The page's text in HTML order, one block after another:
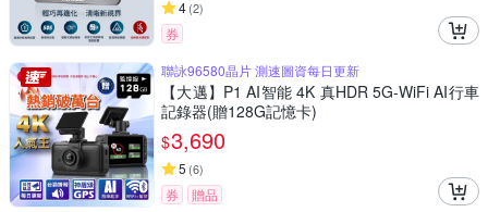
4(2)
券
聯詠96580晶片 測速圖資每日更新
【大邁】P1 AI智能 4K 真HDR 5G-WiFi AI行車
記錄器(贈128G記憶卡)
$3,690
5 (6)
券
贈品